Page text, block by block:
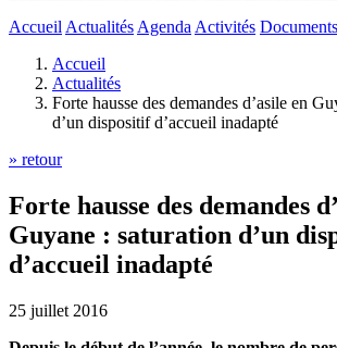
Accueil Actualités Agenda Activités Documents
Accueil
Actualités
Forte hausse des demandes d’asile en
d’un dispositif d’accueil inadapté
» retour
Forte hausse des demandes
Guyane : saturation d’un
d’accueil inadapté
25 juillet 2016